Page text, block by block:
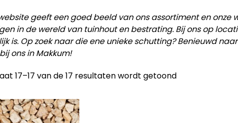
geeft een goed beeld van ons assortiment en
in de wereld van tuinhout en bestrating. Bij ons op
is. Op zoek naar die ene unieke schutting? Benieuwd
ons in Makkum!
17–17 van de 17 resultaten wordt getoond